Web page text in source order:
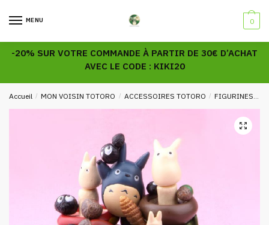
MENU 0
-20% SUR VOTRE COMMANDE À PARTIR DE 30€ D’ACHAT
AVEC LE CODE : KIKI20
Accueil / MON VOISIN TOTORO / ACCESSOIRES TOTORO / FIGURINES TOTORO
🔍